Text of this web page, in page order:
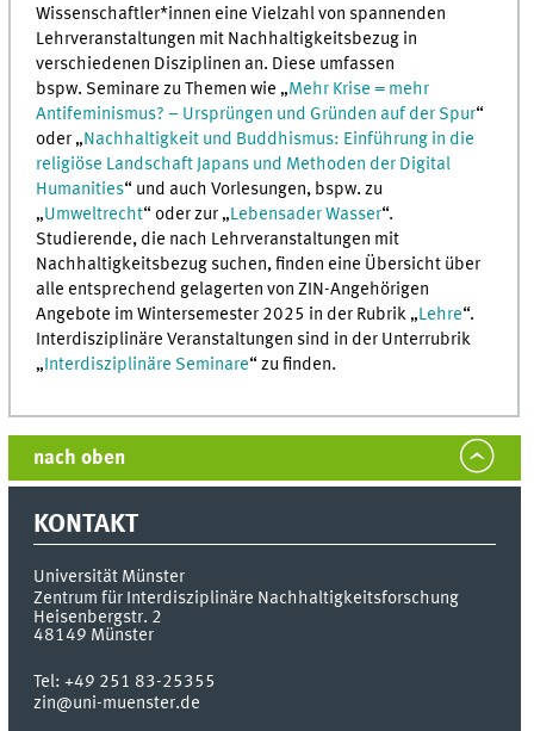
Wissenschaftler*innen eine Vielzahl von spannenden
Lehrveranstaltungen mit Nachhaltigkeitsbezug in
verschiedenen Disziplinen an. Diese umfassen
bspw. Seminare zu Themen wie „Mehr Krise = mehr
Antifeminismus? – Ursprüngen und Gründen auf der Spur“
oder „Nachhaltigkeit und Buddhismus: Einführung in die
religiöse Landschaft Japans und Methoden der Digital
Humanities“ und auch Vorlesungen, bspw. zu
„Umweltrecht“ oder zur „Lebensader Wasser“.
Studierende, die nach Lehrveranstaltungen mit
Nachhaltigkeitsbezug suchen, finden eine Übersicht über
alle entsprechend gelagerten von ZIN-Angehörigen
Angebote im Wintersemester 2025 in der Rubrik „Lehre“.
Interdisziplinäre Veranstaltungen sind in der Unterrubrik
„ Interdisziplinäre Seminare“ zu finden.
nach oben
KONTAKT
Universität Münster
Zentrum für Interdisziplinäre Nachhaltigkeitsforschung
Heisenbergstr. 2
48149 Münster
Tel:+49 251 83-25355
zin@uni-muenster.de